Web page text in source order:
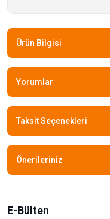
Ürün Bilgisi
Yorumlar
Taksit Seçenekleri
Önerileriniz
E-Bülten